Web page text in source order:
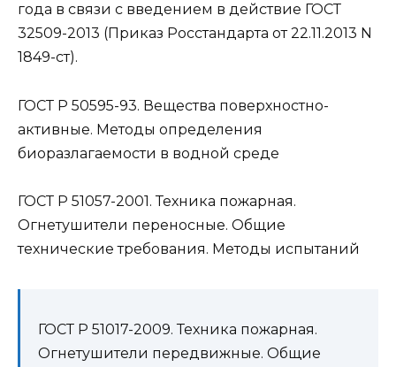
года в связи с введением в действие ГОСТ
32509-2013 (Приказ Росстандарта от 22.11.2013 N
1849-ст).
ГОСТ Р 50595-93. Вещества поверхностно-
активные. Методы определения
биоразлагаемости в водной среде
ГОСТ Р 51057-2001. Техника пожарная.
Огнетушители переносные. Общие
технические требования. Методы испытаний
ГОСТ Р 51017-2009. Техника пожарная.
Огнетушители передвижные. Общие